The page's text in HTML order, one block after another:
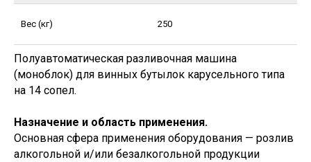
Вес (кг) 250
Полуавтоматическая разливочная машина
(моноблок) для винных бутылок карусельного типа
на 14 сопел.
Назначение и область применения.
Основная сфера применения оборудования — розлив
алкогольной и/или безалкогольной продукции